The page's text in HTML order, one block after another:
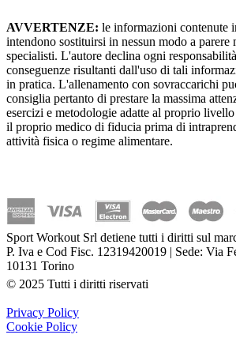
AVVERTENZE: le informazioni contenute
intendono sostituirsi in nessun modo a parere
specialisti. L'autore declina ogni
conseguenze risultanti dall'uso di tali
in pratica. L'allenamento con sovraccarichi
consiglia pertanto di prestare la massima
esercizi e metodologie adatte al proprio
il proprio medico di fiducia prima di
attività fisica o regime alimentare.
Sport Workout Srl detiene tutti i diritti sul
P. Iva e Cod Fisc. 12319420019 | Sede: Via
10131 Torino
© 2025 Tutti i diritti riservati
Privacy Policy
Cookie Policy